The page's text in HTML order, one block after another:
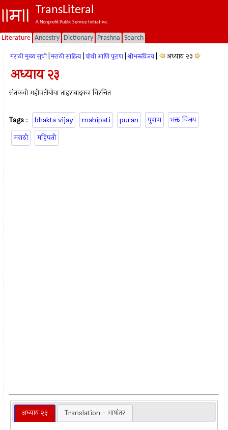
TransLiteral
A Nonprofit Public Service Initiative.
Literature Ancestry Dictionary Prashna Search
मराठी मुख्य सूची मराठी साहित्य पोथी आणि पुराण श्रीभक्तविजय अध्याय २३
अध्याय २३
संतकवी महीपतीबोवा ताहराबादकर विरचित
Tags : bhakta vijay mahipati puran पुराण
भक्त विजय
मराठी
महिपती
अध्याय २३ Translation - भाषांतर